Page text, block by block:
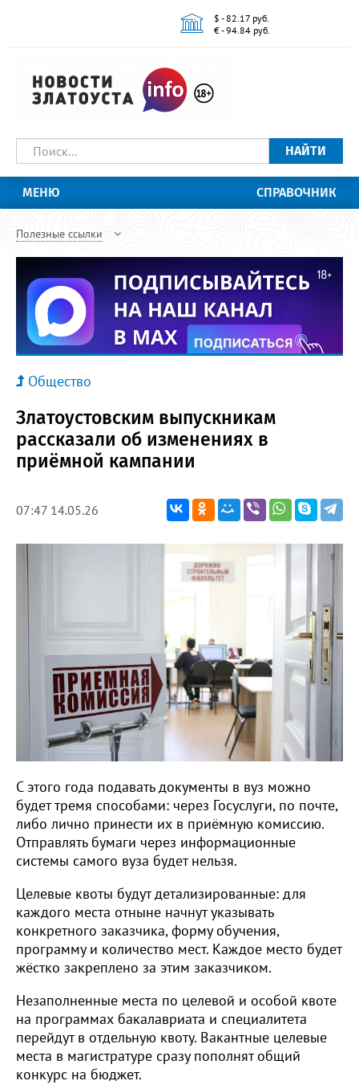
$ - 82.17 руб.
€ - 94.84 руб.
НАЙТИ
МЕНЮ СПРАВОЧНИК
Полезные ссылки
Общество
Златоустовским выпускникам
рассказали об изменениях в
приёмной кампании
07:47 14.05.26
С этого года подавать документы в вуз можно
будет тремя способами: через Госуслуги, по почте,
либо лично принести их в приёмную комиссию.
Отправлять бумаги через информационные
системы самого вуза будет нельзя.
Целевые квоты будут детализированные: для
каждого места отныне начнут указывать
конкретного заказчика, форму обучения,
программу и количество мест. Каждое место будет
жёстко закреплено за этим заказчиком.
Незаполненные места по целевой и особой квоте
на программах бакалавриата и специалитета
перейдут в отдельную квоту. Вакантные целевые
места в магистратуре сразу пополнят общий
конкурс на бюджет.